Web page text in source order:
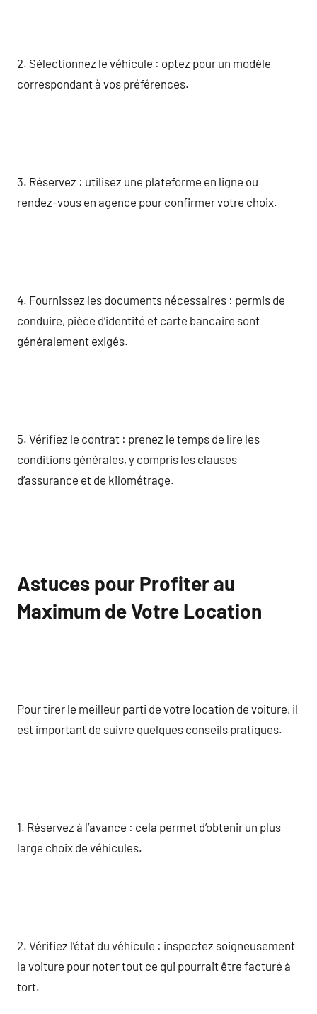
2. Sélectionnez le véhicule : optez pour un modèle
correspondant à vos préférences.
3. Réservez : utilisez une plateforme en ligne ou
rendez-vous en agence pour confirmer votre choix.
4. Fournissez les documents nécessaires : permis de
conduire, pièce d’identité et carte bancaire sont
généralement exigés.
5. Vérifiez le contrat : prenez le temps de lire les
conditions générales, y compris les clauses
d’assurance et de kilométrage.
Astuces pour Profiter au
Maximum de Votre Location
Pour tirer le meilleur parti de votre location de voiture, il
est important de suivre quelques conseils pratiques.
1. Réservez à l’avance : cela permet d’obtenir un plus
large choix de véhicules.
2. Vérifiez l’état du véhicule : inspectez soigneusement
la voiture pour noter tout ce qui pourrait être facturé à
tort.